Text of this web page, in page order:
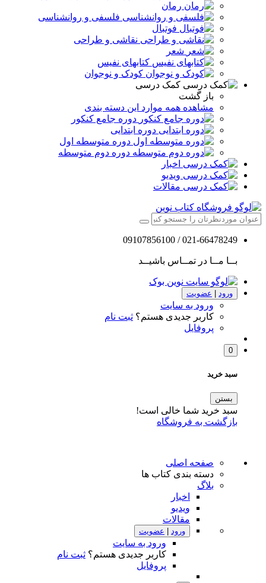
رمان
فلسفی و روانشناسی
فوتبال
نقاشی و طراحی
شعر
کتابهای نفیس
کودک و نوجوان
کمک درسی
باز گشت
مشاهده همه موارد این دسته بندی
دوره جامع کنکور
دوره ابتدایی
دوره متوسطه اول
دوره دوم متوسطه
اخبار
ویدیو
مقالات
021-66478249 / 09107856100
بــا مــا در تمــاس باشیــد
ورود عضویت
ورود به سایت
کاربر جدیدی هستم؟ ثبت نام
پروفایل
0
سبد خرید
بستن
سبد خرید شما خالی است!
بازگشت به فروشگاه
صفحه اصلی
دسته بندی کتاب ها
بلاگ
اخبار
ویدیو
مقالات
ورود عضویت
ورود به سایت
کاربر جدیدی هستم؟ ثبت نام
پروفایل